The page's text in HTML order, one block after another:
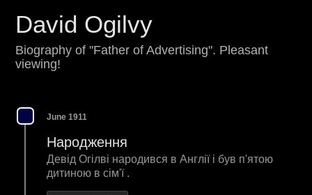
David Ogilvy
Biography of "Father of Advertising". Pleasant
viewing!
June 1911
Народження
Девід Огілві народився в Англії і був п'ятою
дитиною в сім'ї .